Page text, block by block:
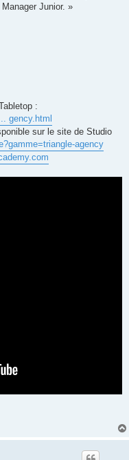
Junior. »
:
gency.html
sur le site de Studio
agency